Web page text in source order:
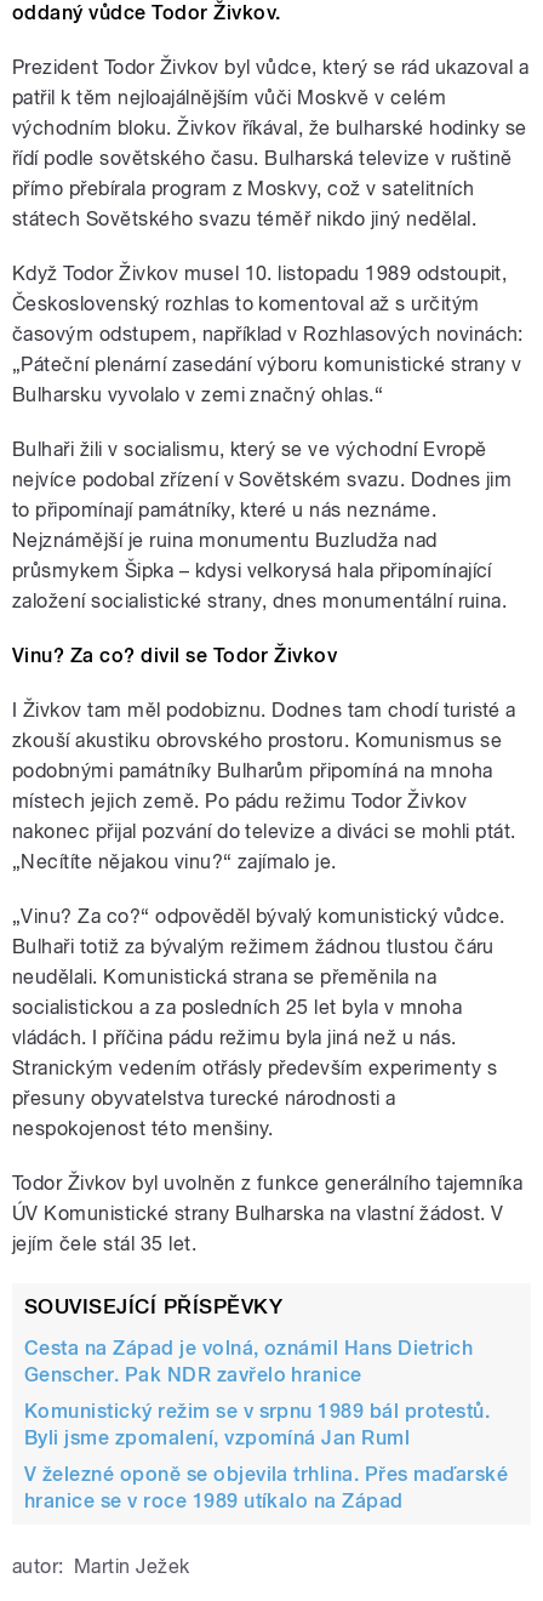
oddaný vůdce Todor Živkov.
Prezident Todor Živkov byl vůdce, který se rád ukazoval a
patřil k těm nejloajálnějším vůči Moskvě v celém
východním bloku. Živkov říkával, že bulharské hodinky se
řídí podle sovětského času. Bulharská televize v ruštině
přímo přebírala program z Moskvy, což v satelitních
státech Sovětského svazu téměř nikdo jiný nedělal.
Když Todor Živkov musel 10. listopadu 1989 odstoupit,
Československý rozhlas to komentoval až s určitým
časovým odstupem, například v Rozhlasových novinách:
„Páteční plenární zasedání výboru komunistické strany v
Bulharsku vyvolalo v zemi značný ohlas.“
Bulhaři žili v socialismu, který se ve východní Evropě
nejvíce podobal zřízení v Sovětském svazu. Dodnes jim
to připomínají památníky, které u nás neznáme.
Nejznámější je ruina monumentu Buzludža nad
průsmykem Šipka – kdysi velkorysá hala připomínající
založení socialistické strany, dnes monumentální ruina.
Vinu? Za co? divil se Todor Živkov
I Živkov tam měl podobiznu. Dodnes tam chodí turisté a
zkouší akustiku obrovského prostoru. Komunismus se
podobnými památníky Bulharům připomíná na mnoha
místech jejich země. Po pádu režimu Todor Živkov
nakonec přijal pozvání do televize a diváci se mohli ptát.
„Necítíte nějakou vinu?“ zajímalo je.
„Vinu? Za co?“ odpověděl bývalý komunistický vůdce.
Bulhaři totiž za bývalým režimem žádnou tlustou čáru
neudělali. Komunistická strana se přeměnila na
socialistickou a za posledních 25 let byla v mnoha
vládách. I příčina pádu režimu byla jiná než u nás.
Stranickým vedením otřásly především experimenty s
přesuny obyvatelstva turecké národnosti a
nespokojenost této menšiny.
Todor Živkov byl uvolněn z funkce generálního tajemníka
ÚV Komunistické strany Bulharska na vlastní žádost. V
jejím čele stál 35 let.
SOUVISEJÍCÍ PŘÍSPĚVKY
Cesta na Západ je volná, oznámil Hans Dietrich
Genscher. Pak NDR zavřelo hranice
Komunistický režim se v srpnu 1989 bál protestů.
Byli jsme zpomalení, vzpomíná Jan Ruml
V železné oponě se objevila trhlina. Přes maďarské
hranice se v roce 1989 utíkalo na Západ
autor: Martin Ježek